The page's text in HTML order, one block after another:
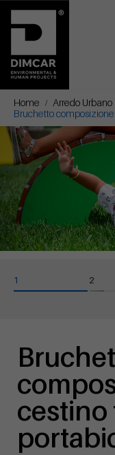
Home Arredo Urbano
Bruchetto
cestino